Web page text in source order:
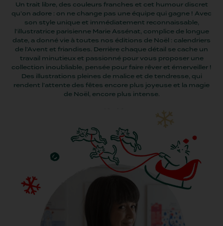
Un trait libre, des couleurs franches et cet humour discret
qu’on adore : on ne change pas une équipe qui gagne ! Avec
son style unique et immédiatement reconnaissable,
l’illustratrice parisienne Marie Assénat, complice de longue
date, a donné vie à toutes nos éditions de Noël : calendriers
de l’Avent et friandises. Derrière chaque détail se cache un
travail minutieux et passionné pour vous proposer une
collection inoubliable, pensée pour faire rêver et émerveiller !
Des illustrations pleines de malice et de tendresse, qui
rendent l’attente des fêtes encore plus joyeuse et la magie
de Noël, encore plus intense.